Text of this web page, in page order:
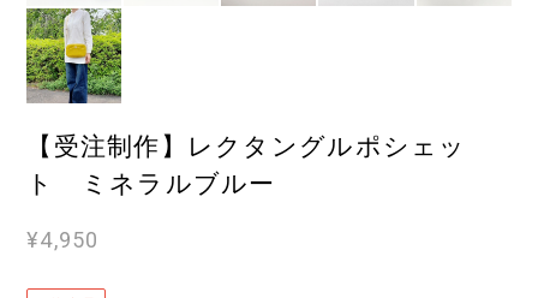
【受注制作】レクタングルポシェッ
ト ミネラルブルー
¥4,950